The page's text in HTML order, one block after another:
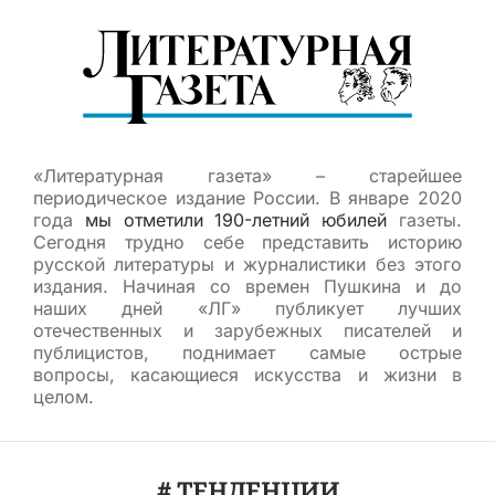
«Литературная газета» – старейшее
периодическое издание России. В январе 2020
года мы отметили 190-летний юбилей газеты.
Сегодня трудно себе представить историю
русской литературы и журналистики без этого
издания. Начиная со времен Пушкина и до
наших дней «ЛГ» публикует лучших
отечественных и зарубежных писателей и
публицистов, поднимает самые острые
вопросы, касающиеся искусства и жизни в
целом.